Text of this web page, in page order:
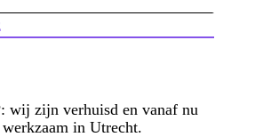
wij zijn verhuisd en vanaf nu
werkzaam in Utrecht.